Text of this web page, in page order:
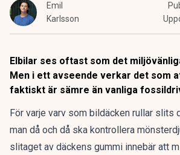
Emil
Karlsson
Elbilar ses oftast som det
Men i ett avseende verkar det som
faktiskt är sämre än vanliga
För varje varv som bildäcken rullar slits
man då och då ska kontrollera
slitaget av däckens gummi innebär att